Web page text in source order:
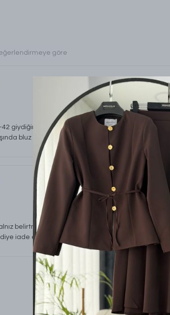
göre
giydiğim için 2 beden aldım ancak bluzu belden
bluz da etek de astarlı kumaşları gayet güzel.
belirtmeliyim ki benim boyum 170 kilom 55 ben
diye iade etmedim çok güzel astarı da dahil yazlık